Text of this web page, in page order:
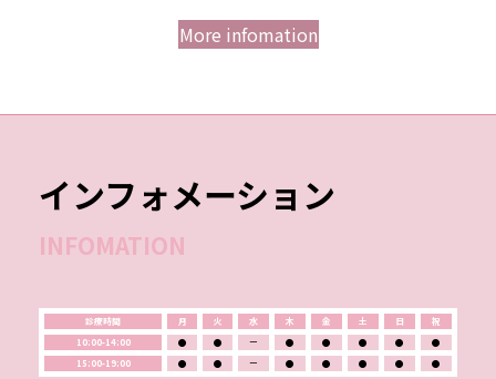
More infomation
インフォメーション
INFOMATION
診療時間 月 火 水 木 金 土 日
祝
10:00-14:00
● ● ー ● ● ● ●
●
15:00-19:00
● ● ー ● ● ● ● ●